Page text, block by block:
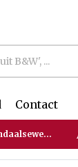
Contact
94-96